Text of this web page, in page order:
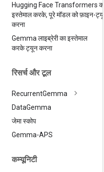
Hugging Face Transformers का
इस्तेमाल करके, पूरे मॉडल को फ़ाइन-ट्यून
करना
Gemma लाइब्रेरी का इस्तेमाल
करके ट्यून करना
रिसर्च और टूल
RecurrentGemma
DataGemma
जेमा स्कोप
Gemma-APS
कम्यूनिटी